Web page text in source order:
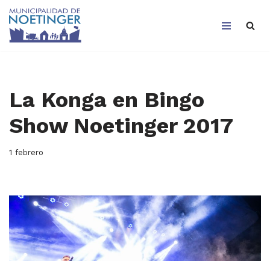
Saltar
La Konga en Bingo
Show Noetinger 2017
1 febrero